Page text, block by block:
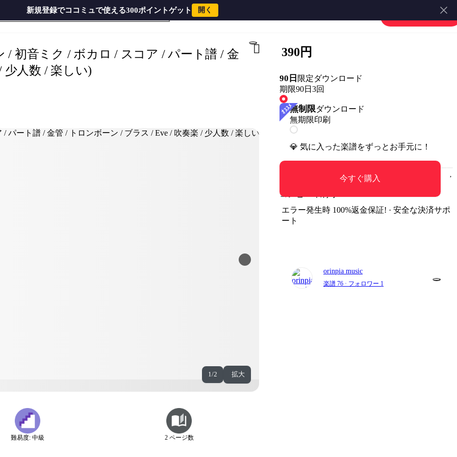
会員登録・ログイン
新規登録でココミュで使える300ポイントゲット 開く
ナユタン星人 - 惑星ループ (２ndトロンボーン / ナユタン / 初音ミク / ボカロ / スコア / パート譜 / 金管 / トロンボーン / ブラス / Eve / 吹奏楽 / 少人数 / 楽しい) by orinpia music
1/2 拡大
初音ミク / ボカロ / スコア / パート譜 / 金
少人数 / 楽しい)
難易度: 中級 2 ページ数
390円
90日 限定ダウンロード
期限90日 3回
無制限ダウンロード
無期限印刷
💎 気に入った楽譜をずっとお手元に！
今すぐ購入
コンビニ印刷可
エラー発生時 100%返金保証! · 安全な決済サポ
ート
orinpia music
楽譜 76 · フォロワー 1